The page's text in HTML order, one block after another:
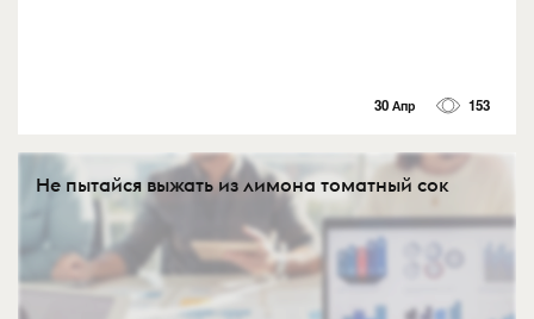
30 Апр 153
Не пытайся выжать из лимона томатный сок